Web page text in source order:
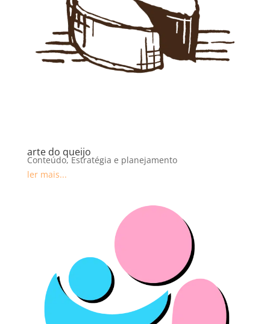
arte do queijo
Conteúdo, Estratégia e planejamento
ler mais...